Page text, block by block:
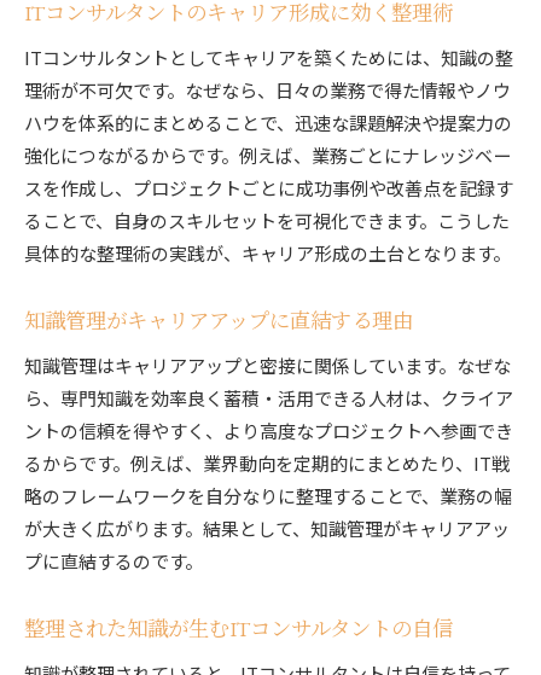
ITコンサルタントのキャリア形成に効く整理術
ITコンサルタントとしてキャリアを築くためには、知識の整
理術が不可欠です。なぜなら、日々の業務で得た情報やノウ
ハウを体系的にまとめることで、迅速な課題解決や提案力の
強化につながるからです。例えば、業務ごとにナレッジベー
スを作成し、プロジェクトごとに成功事例や改善点を記録す
ることで、自身のスキルセットを可視化できます。こうした
具体的な整理術の実践が、キャリア形成の土台となります。
知識管理がキャリアアップに直結する理由
知識管理はキャリアアップと密接に関係しています。なぜな
ら、専門知識を効率良く蓄積・活用できる人材は、クライア
ントの信頼を得やすく、より高度なプロジェクトへ参画でき
るからです。例えば、業界動向を定期的にまとめたり、IT戦
略のフレームワークを自分なりに整理することで、業務の幅
が大きく広がります。結果として、知識管理がキャリアアッ
プに直結するのです。
整理された知識が生むITコンサルタントの自信